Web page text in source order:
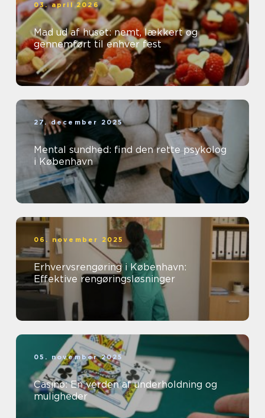
03. april 2026
Mad ud af huset: nemt, lækkert og
gennemført til enhver fest
27. december 2025
Mental sundhed: find den rette psykolog
i København
06. november 2025
Erhvervsrengøring i København:
Effektive rengøringsløsninger
05. november 2025
Casino: En verden af underholdning og
muligheder